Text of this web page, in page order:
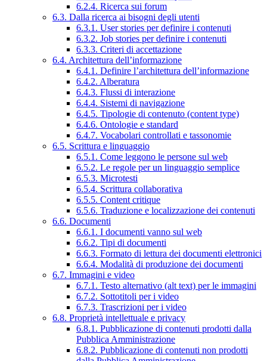
6.2.4. Ricerca sui forum
6.3. Dalla ricerca ai bisogni degli utenti
6.3.1. User stories per definire i contenuti
6.3.2. Job stories per definire i contenuti
6.3.3. Criteri di accettazione
6.4. Architettura dell’informazione
6.4.1. Definire l’architettura dell’informazione
6.4.2. Alberatura
6.4.3. Flussi di interazione
6.4.4. Sistemi di navigazione
6.4.5. Tipologie di contenuto (content type)
6.4.6. Ontologie e standard
6.4.7. Vocabolari controllati e tassonomie
6.5. Scrittura e linguaggio
6.5.1. Come leggono le persone sul web
6.5.2. Le regole per un linguaggio semplice
6.5.3. Microtesti
6.5.4. Scrittura collaborativa
6.5.5. Content critique
6.5.6. Traduzione e localizzazione dei contenuti
6.6. Documenti
6.6.1. I documenti vanno sul web
6.6.2. Tipi di documenti
6.6.3. Formato di lettura dei documenti elettronici
6.6.4. Modalità di produzione dei documenti
6.7. Immagini e video
6.7.1. Testo alternativo (alt text) per le immagini
6.7.2. Sottotitoli per i video
6.7.3. Trascrizioni per i video
6.8. Proprietà intellettuale e privacy
6.8.1. Pubblicazione di contenuti prodotti dalla
Pubblica Amministrazione
6.8.2. Pubblicazione di contenuti non prodotti